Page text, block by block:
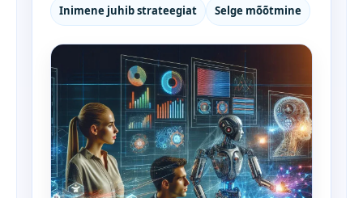
Inimene juhib strateegiat Selge mõõtmine